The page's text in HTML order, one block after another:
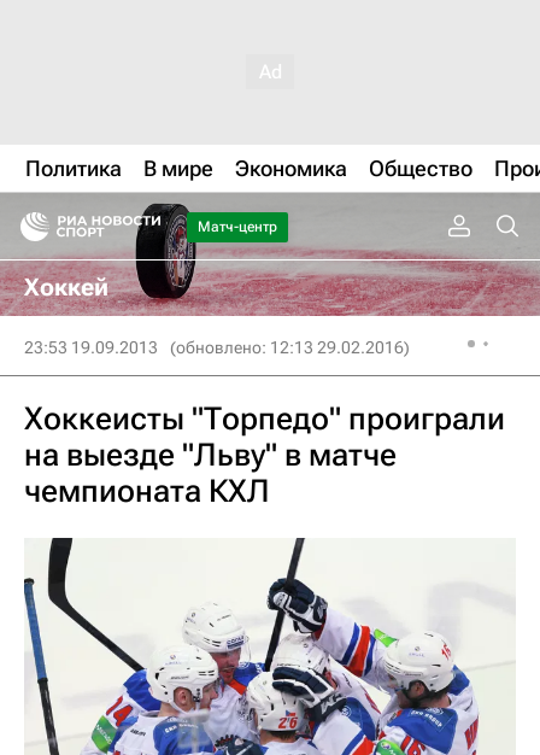
Политика В мире Экономика Общество
Матч-центр
Хоккей
23:53 19.09.2013 (обновлено: 12:13 29.02.2016)
Хоккеисты "Торпедо" проиграли
на выезде "Льву" в матче
чемпионата КХЛ